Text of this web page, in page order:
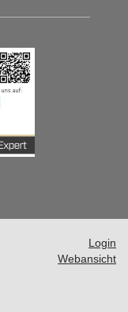
Login
Webansicht